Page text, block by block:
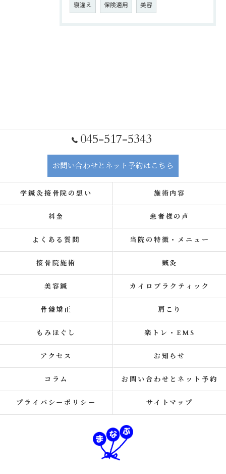
寝違え 保険適用 美容
045-517-5343
お問い合わせとネット予約はこちら
学鍼灸接骨院の想い 施術内容
料金 患者様の声
よくある質問 当院の特徴・メニュー
接骨院施術 鍼灸
美容鍼 カイロプラクティック
骨盤矯正 肩こり
もみほぐし 楽トレ・EMS
アクセス お知らせ
コラム お問い合わせとネット予約
プライバシーポリシー サイトマップ